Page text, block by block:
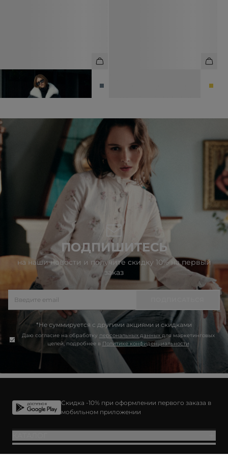
ДЖИНСЫ СВОБОДНОГО ЕРОЯ
19 990 ₽
ПОДПИШИТЕСЬ
на наши новости и получите скидку 10% на первый
заказ
*Не суммируется с другими акциями и скидками
Даю согласие на обработку персональных данных для маркетинговых
целей, подробнее в Политике конфиденциальности
Скидка -10% при оформлении первого заказа в
мобильном приложении
ПОКУПАТЕЛЯМ